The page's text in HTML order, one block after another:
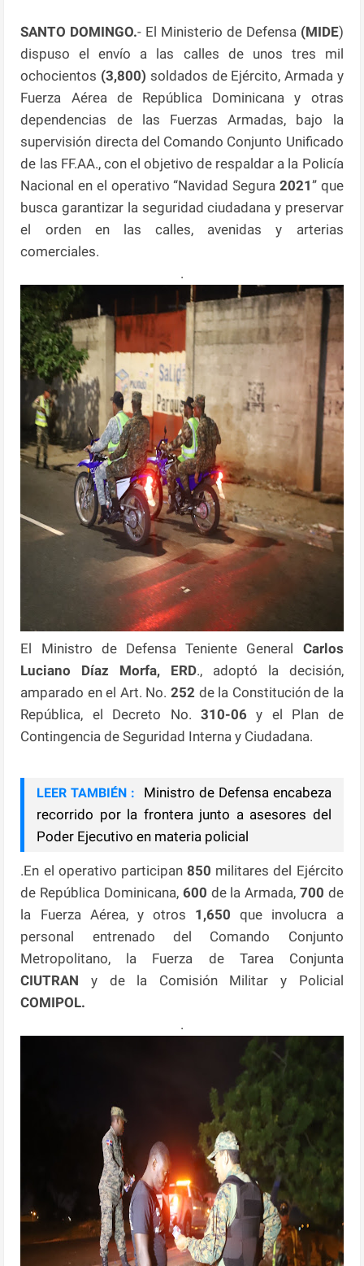
SANTO DOMINGO.- El Ministerio de Defensa (MIDE)
dispuso el envío a las calles de unos tres mil
ochocientos (3,800) soldados de Ejército, Armada y
Fuerza Aérea de República Dominicana y otras
dependencias de las Fuerzas Armadas, bajo la
supervisión directa del Comando Conjunto Unificado
de las FF.AA., con el objetivo de respaldar a la Policía
Nacional en el operativo “Navidad Segura 2021” que
busca garantizar la seguridad ciudadana y preservar
el orden en las calles, avenidas y arterias
comerciales.
.
El Ministro de Defensa Teniente General Carlos
Luciano Díaz Morfa, ERD., adoptó la decisión,
amparado en el Art. No. 252 de la Constitución de la
República, el Decreto No. 310-06 y el Plan de
Contingencia de Seguridad Interna y Ciudadana.
LEER TAMBIÉN :
Ministro de Defensa encabeza
recorrido por la frontera junto a asesores del
Poder Ejecutivo en materia policial
.En el operativo participan850 militares del Ejército
de República Dominicana, 600 de la Armada, 700 de
la Fuerza Aérea, y otros 1,650 que involucra a
personal entrenado del Comando Conjunto
Metropolitano, la Fuerza de Tarea Conjunta
CIUTRAN y de la Comisión Militar y Policial
COMIPOL.
.